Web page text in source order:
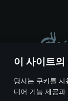
이 사이트
당사는 쿠키를
디어 기능 제공
게임 에
©
이용 약관